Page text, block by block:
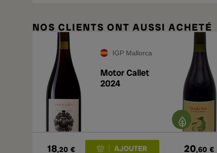
NOS CLIENTS ONT AUSSI ACHETÉ
IGP Mallorca
Motor Callet
2024
18,20 € 20,60 €